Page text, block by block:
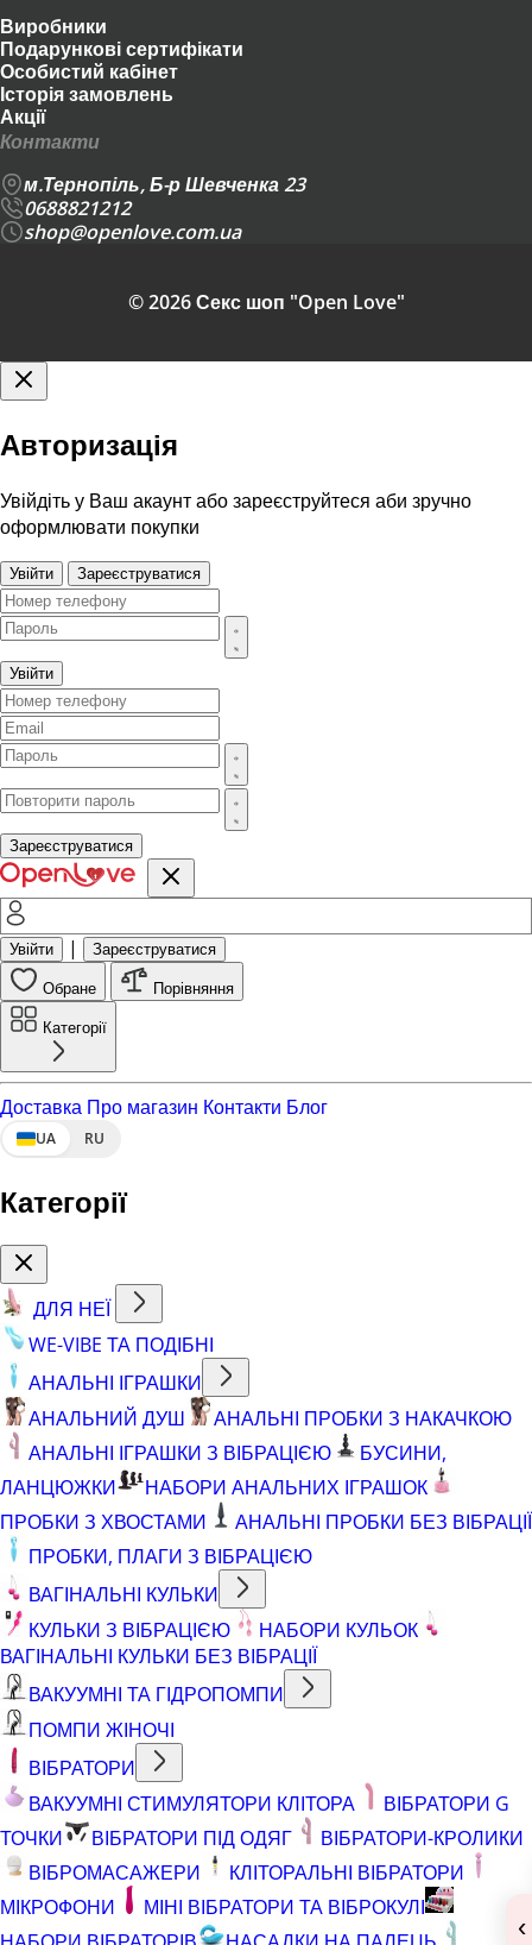
Виробники
Подарункові сертифікати
Особистий кабінет
Історія замовлень
Акції
Контакти
м.Тернопіль, Б-р Шевченка 23
0688821212
shop@openlove.com.ua
© 2026 Секс шоп "Open Love"
Авторизація
Увійдіть у Ваш акаунт або зареєструйтеся аби зручно
оформлювати покупки
Увійти Зареєструватися
Увійти
Зареєструватися
Увійти | Зареєструватися
Обране Порівняння
Категорії
Доставка Про магазин Контакти Блог
UA RU
Категорії
ДЛЯ НЕЇ
WE-VIBE ТА ПОДІБНІ
АНАЛЬНІ ІГРАШКИ
АНАЛЬНИЙ ДУШ
АНАЛЬНІ ПРОБКИ З НАКАЧКОЮ
АНАЛЬНІ ІГРАШКИ З ВІБРАЦІЄЮ
БУСИНИ,
ЛАНЦЮЖКИ
НАБОРИ АНАЛЬНИХ ІГРАШОК
ПРОБКИ З ХВОСТАМИ
АНАЛЬНІ ПРОБКИ БЕЗ ВІБРАЦІЇ
ПРОБКИ, ПЛАГИ З ВІБРАЦІЄЮ
ВАГІНАЛЬНІ КУЛЬКИ
КУЛЬКИ З ВІБРАЦІЄЮ
НАБОРИ КУЛЬОК
ВАГІНАЛЬНІ КУЛЬКИ БЕЗ ВІБРАЦІЇ
ВАКУУМНІ ТА ГІДРОПОМПИ
ПОМПИ ЖІНОЧІ
ВІБРАТОРИ
ВАКУУМНІ СТИМУЛЯТОРИ КЛІТОРА
ВІБРАТОРИ G
ТОЧКИ
ВІБРАТОРИ ПІД ОДЯГ
ВІБРАТОРИ-КРОЛИКИ
ВІБРОМАСАЖЕРИ
КЛІТОРАЛЬНІ ВІБРАТОРИ
МІКРОФОНИ
МІНІ ВІБРАТОРИ ТА ВІБРОКУЛІ
‹